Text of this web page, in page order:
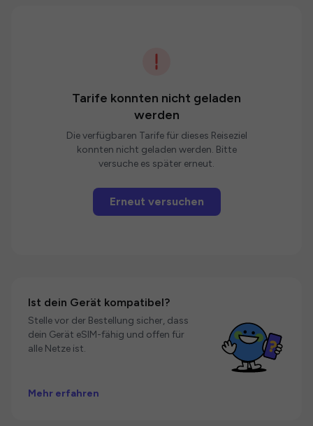
Tarife konnten nicht geladen
werden
Die verfügbaren Tarife für dieses Reiseziel
konnten nicht geladen werden. Bitte
versuche es später erneut.
Erneut versuchen
Ist dein Gerät kompatibel?
Stelle vor der Bestellung sicher, dass
dein Gerät eSIM-fähig und offen für
alle Netze ist.
Mehr erfahren